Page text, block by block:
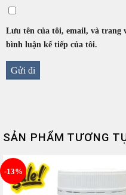
Lưu tên của tôi, email, và trang
bình luận kế tiếp của tôi.
SẢN PHẨM TƯƠNG
-13%